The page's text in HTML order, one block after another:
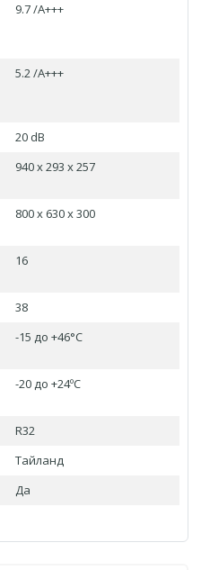
9.7 /A+++
5.2 /A+++
20 dB
940 x 293 x 257
800 x 630 x 300
16
38
-15 до +46°С
-20 до +24ºC
R32
Тайланд
Да